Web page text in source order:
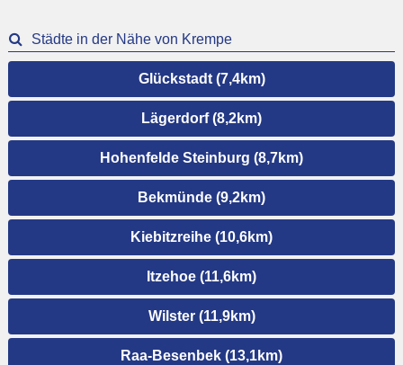
Städte in der Nähe von Krempe
Glückstadt (7,4km)
Lägerdorf (8,2km)
Hohenfelde Steinburg (8,7km)
Bekmünde (9,2km)
Kiebitzreihe (10,6km)
Itzehoe (11,6km)
Wilster (11,9km)
Raa-Besenbek (13,1km)